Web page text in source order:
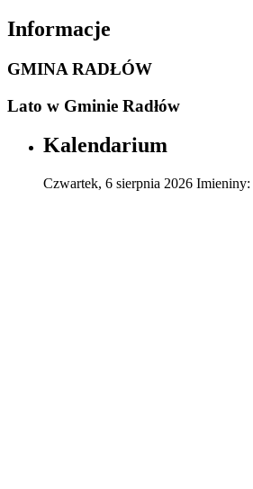
Informacje
GMINA RADŁÓW
Lato w Gminie Radłów
Kalendarium
Czwartek, 6 sierpnia 2026 Imieniny: